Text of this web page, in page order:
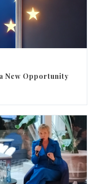
New Opportunity